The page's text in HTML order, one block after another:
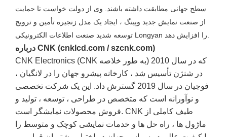
سطح جهانی مطابقت داشته باشند. وی از دولت خواست تا حمایت
از صنعت نمایش جدید وپینگ ، ایجاد یک مدل زنجیره تأمین و ترویج
درباره CNK (cnklcd.com / szcnk.com)
CNK Electronics (CNK به طور خلاصه) که در سال 2010
در شنژن تأسیس شد ، کارخانه پیشرو جهان را در لانگیان ،
فوجیان در سال 2019 گسترش داد. این یک شرکت تخصصی
و نوآورانه است که متخصص در طراحی ، توسعه ، تولید و
فروش محصولات نمایشگر است. CNK طیف کاملی از
ماژول ها ، راه حل ها و خدمات نمایشی کوچک و متوسط ​​را